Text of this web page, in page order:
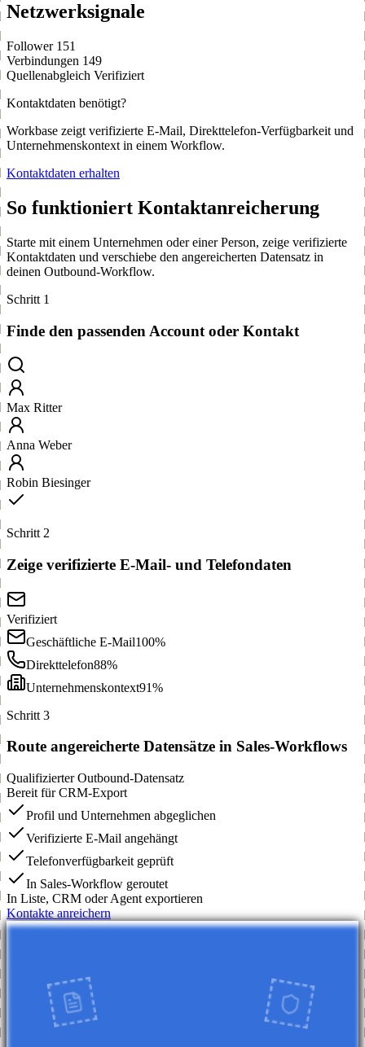
Netzwerksignale
Follower 151
Verbindungen 149
Quellenabgleich Verifiziert
Kontaktdaten benötigt?
Workbase zeigt verifizierte E-Mail, Direkttelefon-Verfügbarkeit und
Unternehmenskontext in einem Workflow.
Kontaktdaten erhalten
So funktioniert Kontaktanreicherung
Starte mit einem Unternehmen oder einer Person, zeige verifizierte
Kontaktdaten und verschiebe den angereicherten Datensatz in
deinen Outbound-Workflow.
Schritt 1
Finde den passenden Account oder Kontakt
Max Ritter
Anna Weber
Robin Biesinger
Schritt 2
Zeige verifizierte E-Mail- und Telefondaten
Verifiziert
Geschäftliche E-Mail100%
Direkttelefon88%
Unternehmenskontext91%
Schritt 3
Route angereicherte Datensätze in Sales-Workflows
Qualifizierter Outbound-Datensatz
Bereit für CRM-Export
Profil und Unternehmen abgeglichen
Verifizierte E-Mail angehängt
Telefonverfügbarkeit geprüft
In Sales-Workflow geroutet
In Liste, CRM oder Agent exportieren
Kontakte anreichern